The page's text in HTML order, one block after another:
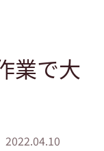
業で大
2022.04.10